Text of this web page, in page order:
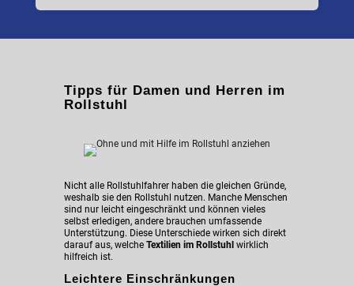
Tipps für Damen und Herren im
Rollstuhl
Nicht alle Rollstuhlfahrer haben die gleichen Gründe,
weshalb sie den Rollstuhl nutzen. Manche Menschen
sind nur leicht eingeschränkt und können vieles
selbst erledigen, andere brauchen umfassende
Unterstützung. Diese Unterschiede wirken sich direkt
darauf aus, welche Textilien im Rollstuhlwirklich
hilfreich ist.
Leichtere Einschränkungen